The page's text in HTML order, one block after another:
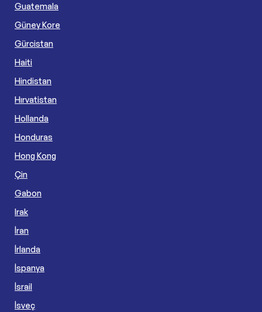
Guatemala
Güney Kore
Gürcistan
Haiti
Hindistan
Hırvatistan
Hollanda
Honduras
Hong Kong
Çin
Gabon
Irak
İran
İrlanda
İspanya
İsrail
İsveç